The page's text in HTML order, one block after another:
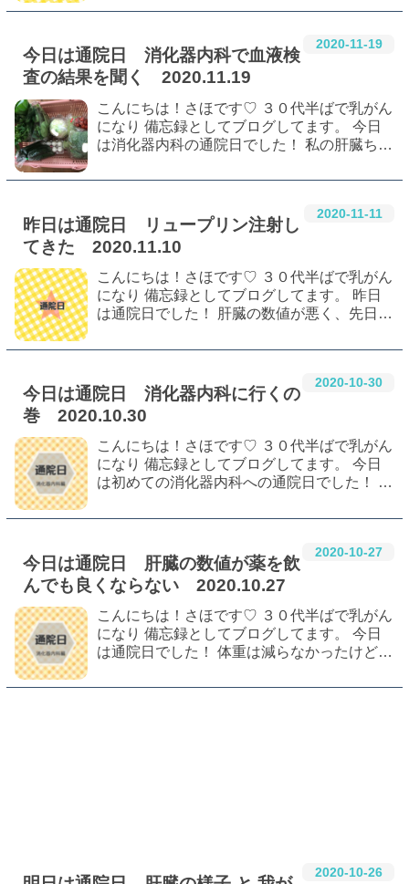
血液検査をしたけど結果はどれも陰性。 さら
# 乳癌 # 乳がん # 乳ガン # 肝臓
2020-11-19
今日は通院日 消化器内科で血液検
査の結果を聞く 2020.11.19
こんにちは！さほです♡ ３０代半ばで乳がん
になり 備忘録としてブログしてます。 今日
は消化器内科の通院日でした！ 私の肝臓ちゃ
話最初からはこちら 前回初めて消化器内科通
# 乳癌 # 乳がん # 乳がん治療
肝機能
# 肝機能障害
2020-11-11
昨日は通院日 リュープリン注射し
てきた 2020.11.10
こんにちは！さほです♡ ３０代半ばで乳がん
になり 備忘録としてブログしてます。 昨日
は通院日でした！ 肝臓の数値が悪く、先日消
うなるか分からないけど、この日くらいに予
# 乳がん # 乳癌 # ホルモン治療
通院日2020-10-30
今日は通院日 消化器内科に行くの
巻 2020.10.30
こんにちは！さほです♡ ３０代半ばで乳がん
になり 備忘録としてブログしてます。 今日
は初めての消化器内科への通院日でした！ 私
数値が悪い話最初からはこちら 消化器内科
2020-10-27
今日は通院日 肝臓の数値が薬を飲
んでも良くならない 2020.10.27
こんにちは！さほです♡ ３０代半ばで乳がん
になり 備忘録としてブログしてます。 今日
は通院日でした！ 体重は減らなかったけど昨
生際悪いｗｗｗ 血液検査 担当医の診察 最後
# 乳がん # 乳癌 # 乳がんサバイバー
2020-10-26